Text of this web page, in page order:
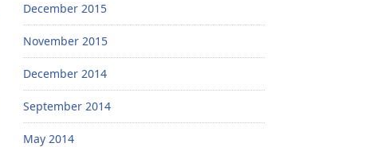
December 2015
November 2015
December 2014
September 2014
May 2014